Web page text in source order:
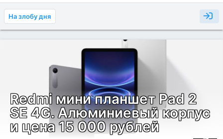
интеллектуального климата в доме ― умная термоголовка
Smart Heat 2.0. Ключевое решение, лежащее в основе
всей концепции, ― монолитная конструкция: гайка
крепления, традиционно разрушающая визуальную
целостность устройства, интегрирована в корпус. Умная
термоголовка становится идеальным продолжением
дизайнерских радиаторов Royal Thermo. Эти радиаторы
давно воспринимаются не только как отопительное
оборудование, но и как стильные предметы интерьера.
Особое внимание R&D-команда Royal...
На злобу дня
Redmi мини планшет Pad 2
SE 4G. Алюминиевый корпус
и цена 15 000 рублей